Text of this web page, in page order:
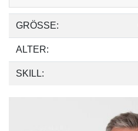
GRÖSSE:
ALTER:
SKILL: